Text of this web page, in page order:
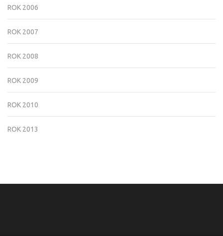
ROK 2006
ROK 2007
ROK 2008
ROK 2009
ROK 2010
ROK 2013